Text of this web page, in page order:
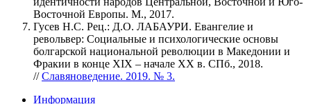
Восточной Европы. М., 2017.
Гусев Н.С. Рец.: Д.О. ЛАБАУРИ. Евангелие и
револьвер: Социальные и психологические основы
болгарской национальной революции в Македонии и
Фракии в конце XIX – начале XX в. СПб., 2018.
//Славяноведение. 2019. № 3.
Информация